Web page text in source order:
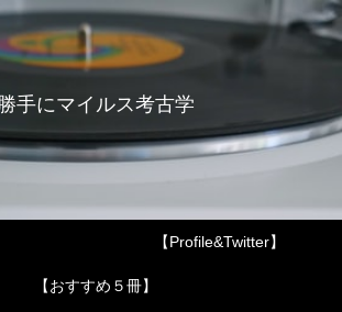
手にマイルス考古学
【Profile&Twitter】
【おすすめ５冊】